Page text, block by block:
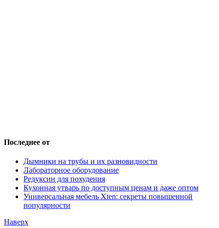
Последнее от
Дымники на трубы и их разновидности
Лабораторное оборудование
Редуксин для похудения
Кухонная утварь по доступным ценам и даже оптом
Универсальная мебель Xten: секреты повышенной
популярности
Наверх